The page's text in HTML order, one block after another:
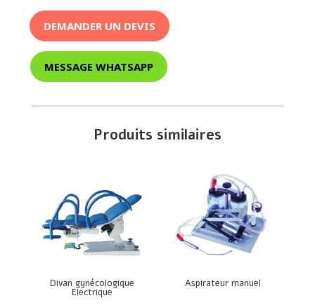
DEMANDER UN DEVIS
MESSAGE WHATSAPP
Produits similaires
Divan gynécologique
Electrique
Aspirateur manuel